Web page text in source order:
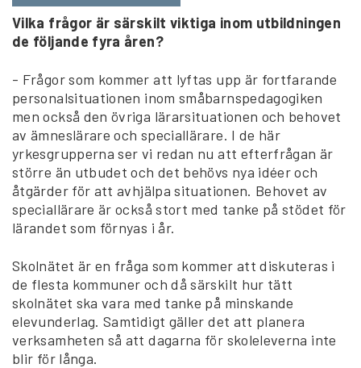
Vilka frågor är särskilt viktiga inom utbildningen
de följande fyra åren?
- Frågor som kommer att lyftas upp är fortfarande
personalsituationen inom småbarnspedagogiken
men också den övriga lärarsituationen och behovet
av ämneslärare och speciallärare. I de här
yrkesgrupperna ser vi redan nu att efterfrågan är
större än utbudet och det behövs nya idéer och
åtgärder för att avhjälpa situationen. Behovet av
speciallärare är också stort med tanke på stödet för
lärandet som förnyas i år.
Skolnätet är en fråga som kommer att diskuteras i
de flesta kommuner och då särskilt hur tätt
skolnätet ska vara med tanke på minskande
elevunderlag. Samtidigt gäller det att planera
verksamheten så att dagarna för skoleleverna inte
blir för långa.